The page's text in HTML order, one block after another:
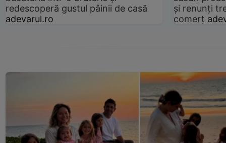
redescoperă gustul pâinii de casă
adevarul.ro
și renunți
comerț